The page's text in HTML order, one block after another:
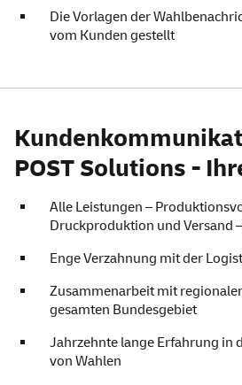
Die Vorlagen der
vom Kunden gestellt
POST Solutions -
Alle Leistungen –
Druckproduktion und Versand
Enge Verzahnung mit der
Zusammenarbeit mit
gesamten Bundesgebiet
Jahrzehnte lange Erfahrung in
von Wahlen